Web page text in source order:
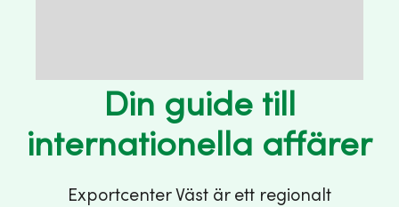
Din guide till
internationella affärer
Exportcenter Väst är ett regionalt